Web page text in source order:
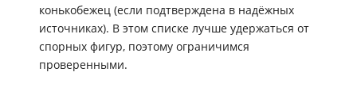
конькобежец (если подтверждена в надёжных
источниках). В этом списке лучше удержаться от
спорных фигур, поэтому ограничимся
проверенными.